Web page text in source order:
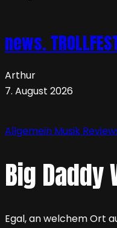
news.
Arthur
7. August 2026
Allgemein Musik
Big Daddy
Egal, an welchem Ort